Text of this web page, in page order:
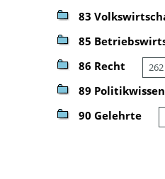
83
85
86 Recht
89
90 Gelehrte